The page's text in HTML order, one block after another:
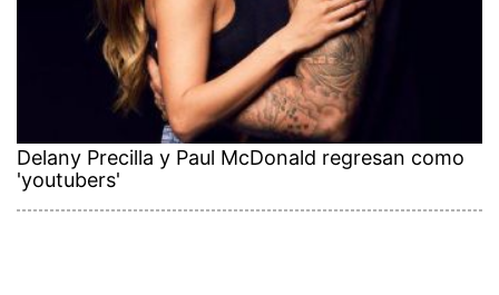
Delany Precilla y Paul McDonald regresan como
'youtubers'